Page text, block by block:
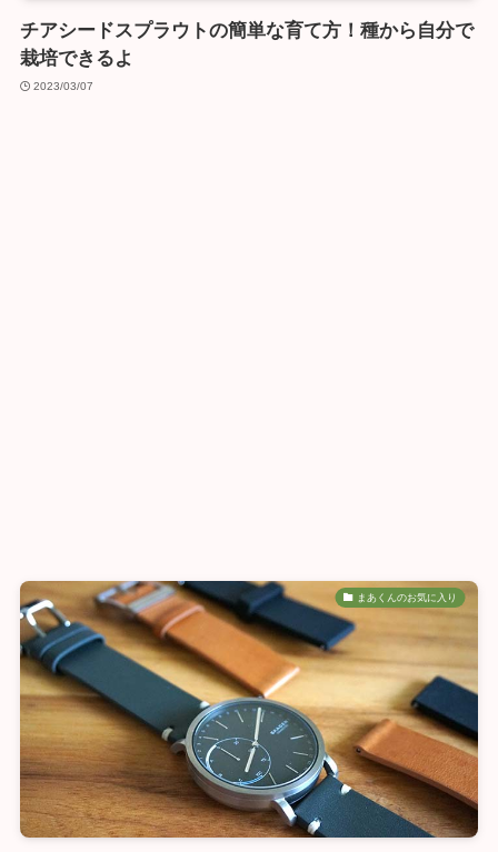
チアシードスプラウトの簡単な育て方！種から自分で
栽培できるよ
2023/03/07
まあくんのお気に入り